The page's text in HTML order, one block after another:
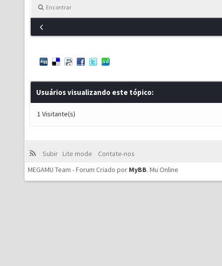
Encontrar
Usuários visualizando este tópico:
1 Visitante(s)
Subir Lite mode
Contate-nos
MEGAMU Team - Forum Criado por MyBB. Mu Online